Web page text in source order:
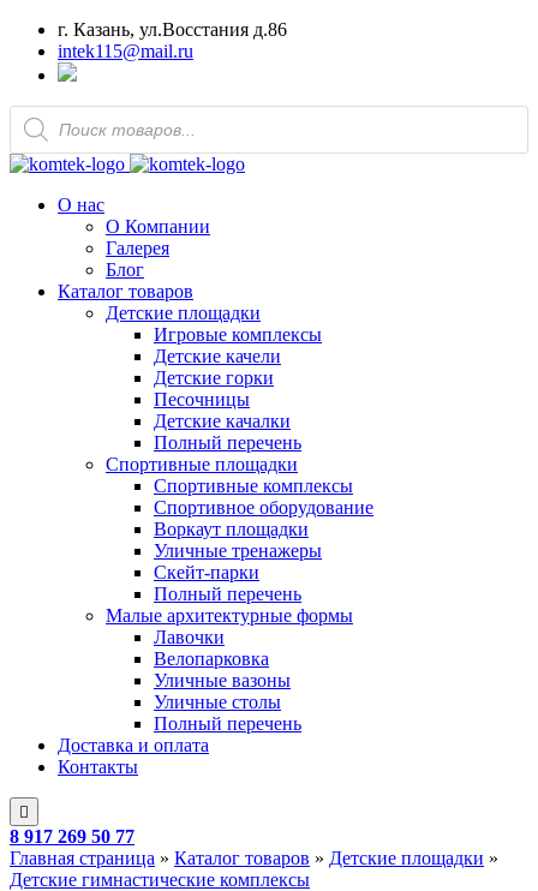
г. Казань, ул.Восстания д.86
intek115@mail.ru
Поиск
товаров
О нас
О Компании
Галерея
Блог
Каталог товаров
Детские площадки
Игровые комплексы
Детские качели
Детские горки
Песочницы
Детские качалки
Полный перечень
Спортивные площадки
Спортивные комплексы
Спортивное оборудование
Воркаут площадки
Уличные тренажеры
Скейт-парки
Полный перечень
Малые архитектурные формы
Лавочки
Велопарковка
Уличные вазоны
Уличные столы
Полный перечень
Доставка и оплата
Контакты
8 917 269 50 77
Главная страница » Каталог товаров » Детские площадки »
Детские гимнастические комплексы